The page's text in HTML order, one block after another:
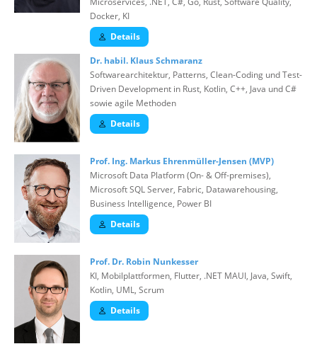
Docker, KI
Details
Dr. habil. Klaus Schmaranz
Softwarearchitektur, Patterns, Clean-Coding und Test-
Driven Development in Rust, Kotlin, C++, Java und C#
sowie agile Methoden
Details
Prof. Ing. Markus Ehrenmüller-Jensen (MVP)
Microsoft Data Platform (On- & Off-premises),
Microsoft SQL Server, Fabric, Datawarehousing,
Business Intelligence, Power BI
Details
Prof. Dr. Robin Nunkesser
KI, Mobilplattformen, Flutter, .NET MAUI, Java, Swift,
Kotlin, UML, Scrum
Details